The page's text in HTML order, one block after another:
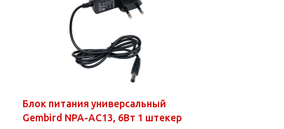
Блок питания универсальный
Gembird NPA-AC13, 6Вт 1 штекер